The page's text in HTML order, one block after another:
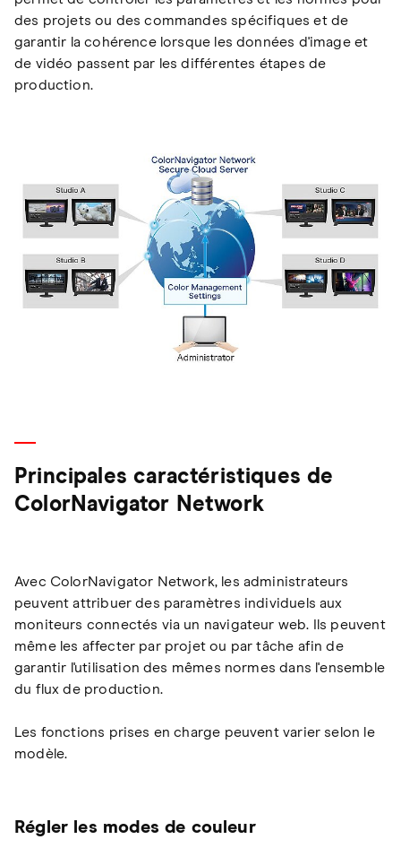
des projets ou des commandes spécifiques et de
garantir la cohérence lorsque les données d'image et
de vidéo passent par les différentes étapes de
production.
Principales caractéristiques de
ColorNavigator Network
Avec ColorNavigator Network, les administrateurs
peuvent attribuer des paramètres individuels aux
moniteurs connectés via un navigateur web. Ils peuvent
même les affecter par projet ou par tâche afin de
garantir l'utilisation des mêmes normes dans l'ensemble
du flux de production.
Les fonctions prises en charge peuvent varier selon le
modèle.
Régler les modes de couleur